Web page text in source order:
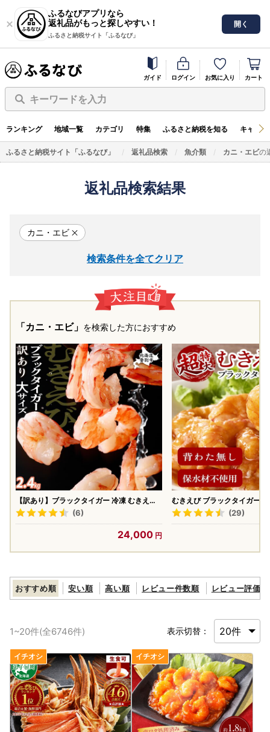
ふるなびアプリなら
返礼品がもっと探しやすい！
ふるさと納税サイト「ふるなび」
開く
ガイド ログイン お気に入り カート
キーワードを入力
ランキング 地域一覧 カテゴリ 特集 ふるさと納税を知る キャン
ふるさと納税サイト「ふるなび」 返礼品検索 魚介類 カニ・エビの
返礼品検索結果
カニ・エビ
検索条件を全てクリア
「カニ・エビ」 を検索した方におすすめ
【訳あり】ブラックタイガー 冷凍 むきえび
2.4kg下処理済み mk-0684
(6)
24,000
むきえび ブラックタイガー
15
(29)
おすすめ順 安い順 高い順 レビュー件数順 レビュー評価順
1~20件(全6746件) 表示切替：